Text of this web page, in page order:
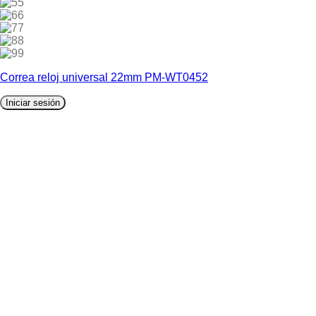
5
6
7
8
9
Correa reloj universal 22mm PM-WT0452
Iniciar sesión